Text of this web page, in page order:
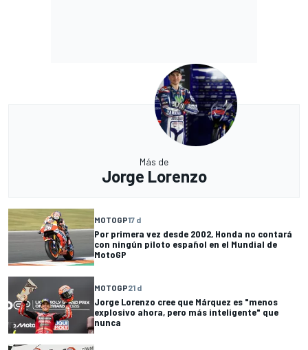
Más de
Jorge Lorenzo
MOTOGP17 d
Por primera vez desde 2002, Honda no contará
con ningún piloto español en el Mundial de
MotoGP
MOTOGP21 d
Jorge Lorenzo cree que Márquez es "menos
explosivo ahora, pero más inteligente" que
nunca